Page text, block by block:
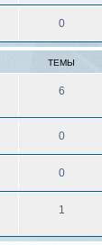
0
ТЕМЫ
6
0
0
1